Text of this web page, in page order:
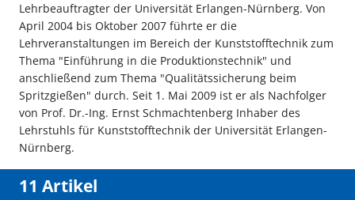
Lehrbeauftragter der Universität Erlangen-Nürnberg. Von
April 2004 bis Oktober 2007 führte er die
Lehrveranstaltungen im Bereich der Kunststofftechnik zum
Thema "Einführung in die Produktionstechnik" und
anschließend zum Thema "Qualitätssicherung beim
Spritzgießen" durch. Seit 1. Mai 2009 ist er als Nachfolger
von Prof. Dr.-Ing. Ernst Schmachtenberg Inhaber des
Lehrstuhls für Kunststofftechnik der Universität Erlangen-
Nürnberg.
11 Artikel